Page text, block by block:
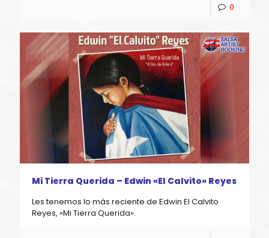
0
Mi Tierra Querida – Edwin «El Calvito» Reyes
Les tenemos lo más reciente de Edwin El Calvito
Reyes, «Mi Tierra Querida».